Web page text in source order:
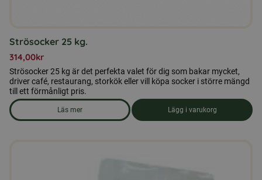
Strösocker 25 kg.
314,00kr
Strösocker 25 kg är det perfekta valet för dig som bakar mycket,
driver café, restaurang, storkök eller vill köpa socker i större mängd
till ett förmånligt pris.
Läs mer
om produkten Strösocker 25 kg.
Lägg i varukorg